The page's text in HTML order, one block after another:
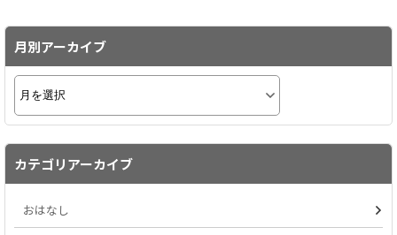
月別アーカイブ
カテゴリアーカイブ
おはなし